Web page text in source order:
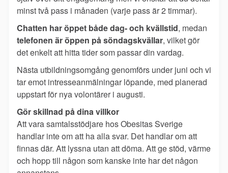
minst två pass i månaden (varje pass är 2 timmar).
Chatten har öppet både dag- och kvällstid, medan
telefonen är öppen på söndagskvällar, vilket gör
det enkelt att hitta tider som passar din vardag.
Nästa utbildningsomgång genomförs under juni och vi
tar emot intresseanmälningar löpande, med planerad
uppstart för nya volontärer i augusti.
Gör skillnad på dina villkor
Att vara samtalsstödjare hos Obesitas Sverige
handlar inte om att ha alla svar. Det handlar om att
finnas där. Att lyssna utan att döma. Att ge stöd, värme
och hopp till någon som kanske inte har det någon